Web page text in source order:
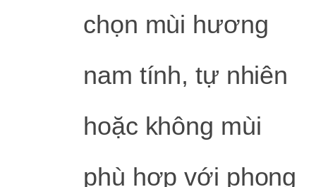
chọn mùi hương
nam tính, tự nhiên
hoặc không mùi
phù hợp với phong